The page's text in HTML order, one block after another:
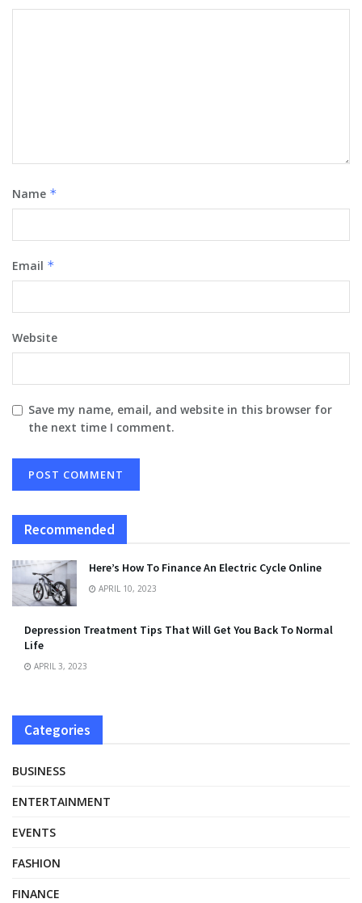
Name *
Email *
Website
Save my name, email, and website in this browser for
the next time I comment.
Recommended
Here’s How To Finance An Electric Cycle Online
APRIL 10, 2023
Depression Treatment Tips That Will Get You Back To Normal
Life
APRIL 3, 2023
Categories
BUSINESS
ENTERTAINMENT
EVENTS
FASHION
FINANCE